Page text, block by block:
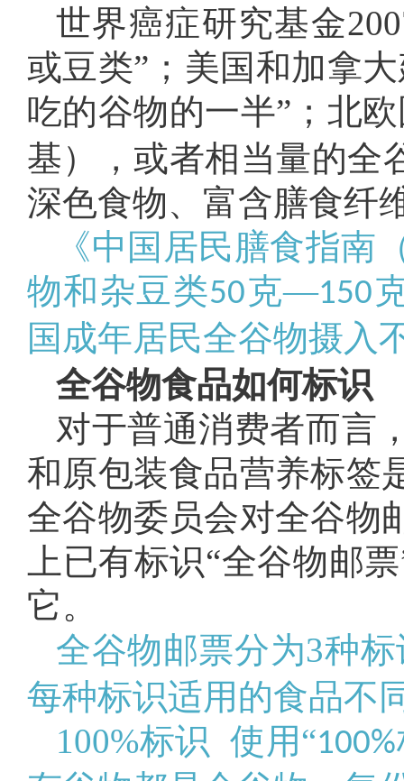
世界癌症研究基金
或豆类”；美国和加拿
吃的谷物的一半”；北
基），或者相当量的全
深色食物、富含膳食纤
《中国居民膳食指南
物和杂豆类50克—150
国成年居民全谷物摄入
全谷物食品如何标识
对于普通消费者而言
和原包装食品营养标签
全谷物委员会对全谷物
上已有标识“全谷物邮
它。
全谷物邮票分为3种
每种标识适用的食品不
100%标识 使用“100%